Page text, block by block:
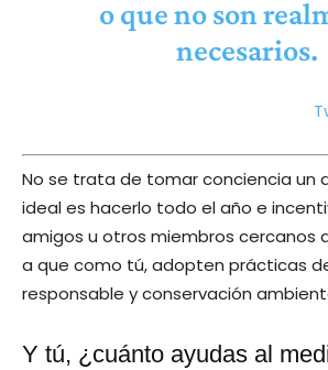
o que no son
necesarios.
No se trata de tomar conciencia un
ideal es hacerlo todo el año e
amigos u otros miembros cercanos
a que como tú, adopten prácticas
responsable y conservación
Y tú, ¿cuánto ayudas al